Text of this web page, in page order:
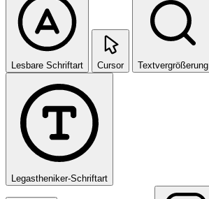
Lesbare Schriftart Cursor Textvergrößerung
Legastheniker-Schriftart